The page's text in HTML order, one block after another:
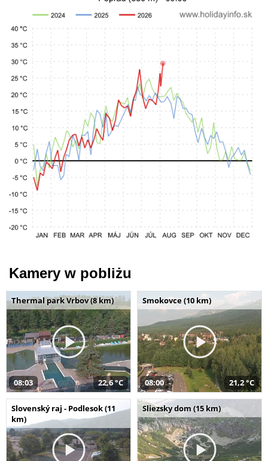
Kamery w pobliżu
Thermal park Vrbov (8 km)
08:03 22,6 °C
Smokovce (10 km)
08:00 21,2 °C
Slovenský raj - Podlesok (11
km)
Sliezsky dom (15 km)